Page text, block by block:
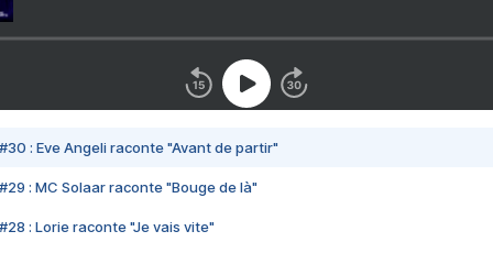
#30 : Eve Angeli raconte "Avant de partir"
#29 : MC Solaar raconte "Bouge de là"
#28 : Lorie raconte "Je vais vite"